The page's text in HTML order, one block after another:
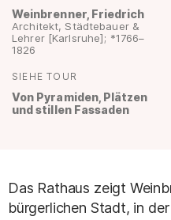
Weinbrenner, Friedrich
Architekt, Städtebauer &
Lehrer [Karlsruhe]; *1766–
1826
SIEHE TOUR
Von Pyramiden, Plätzen
und stillen Fassaden
Das Rathaus zeigt
bürgerlichen Stadt, in